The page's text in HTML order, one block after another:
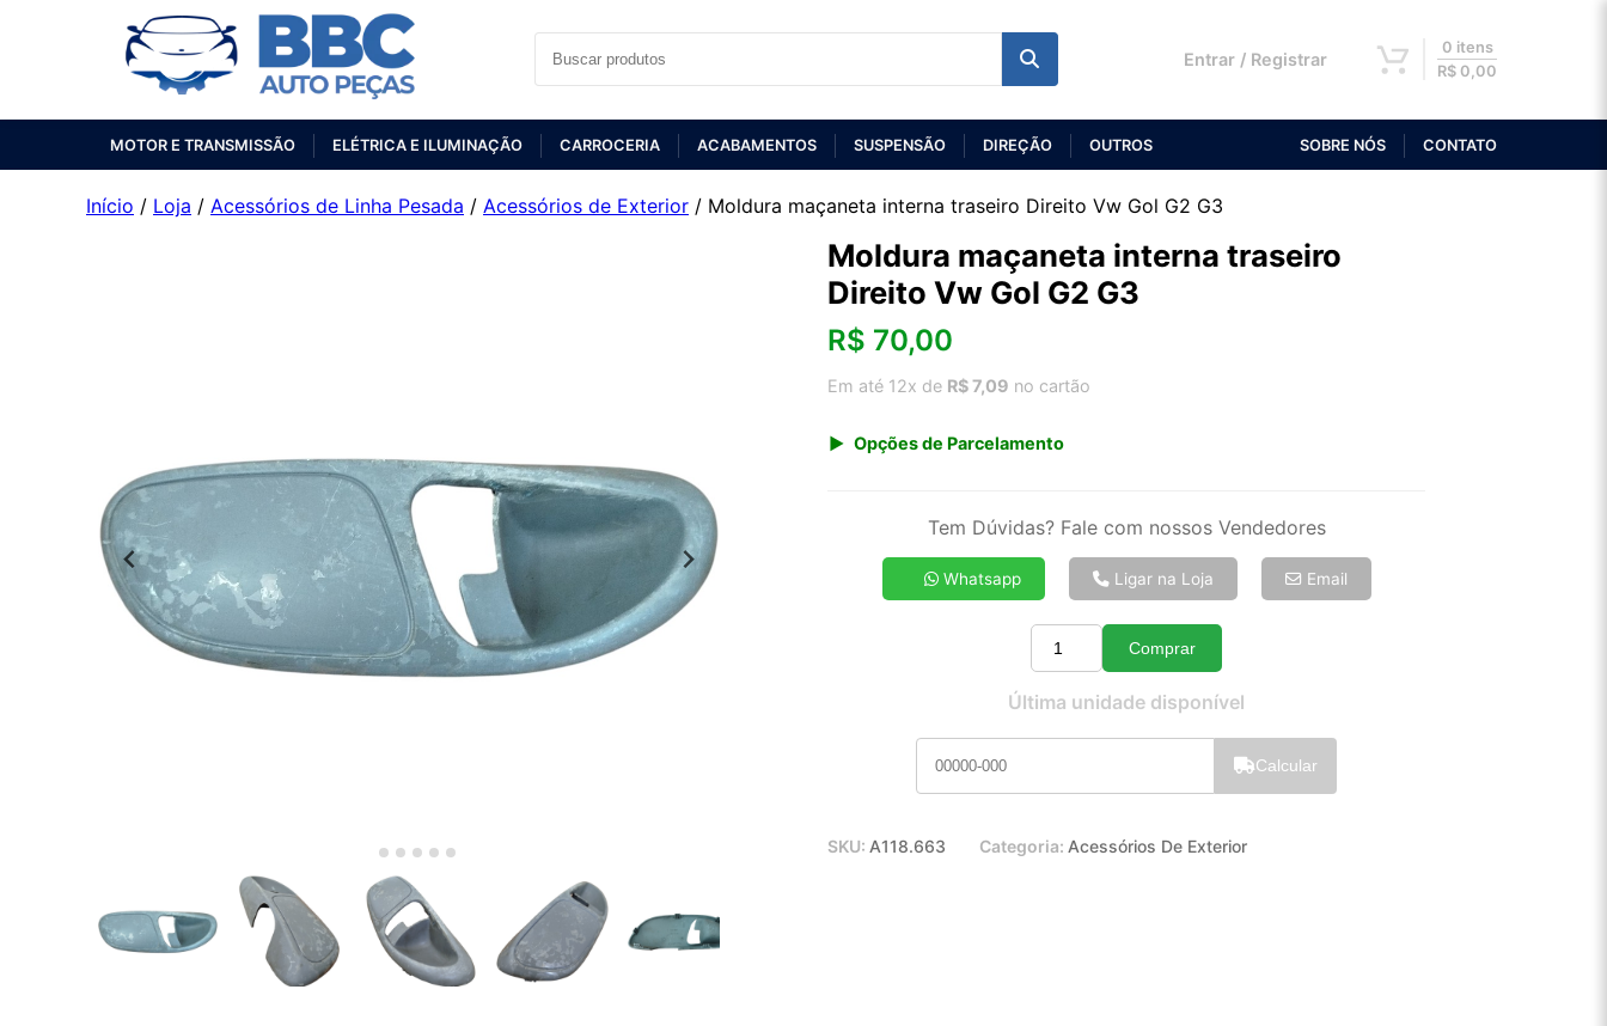
Entrar / Registrar
0 itens
R$ 0,00
MOTOR E TRANSMISSÃO ELÉTRICA E ILUMINAÇÃO CARROCERIA ACABAMENTOS SUSPENSÃO DIREÇÃO OUTROS SOBRE NÓS CONTATO
Início / Loja / Acessórios de Linha Pesada / Acessórios de Exterior / Moldura maçaneta interna traseiro Direito Vw Gol G2 G3
Moldura maçaneta interna traseiro
Direito Vw Gol G2 G3
R$ 70,00
Em até 12x de R$ 7,09 no cartão
Opções de Parcelamento
7x de R$ 11,47
8x de R$ 10,17
9x de R$ 9,15
10x de R$ 8,31
12x de R$ 7,09
Tem Dúvidas? Fale com nossos Vendedores
Whatsapp Ligar na Loja Email
Quantidade
Comprar
Última unidade disponível
Calcular
SKU: A118.663 Categoria: Acessórios De Exterior